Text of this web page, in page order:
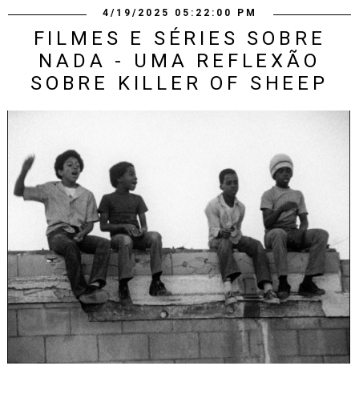
4/19/2025 05:22:00 PM
FILMES E SÉRIES SOBRE
NADA - UMA REFLEXÃO
SOBRE KILLER OF SHEEP